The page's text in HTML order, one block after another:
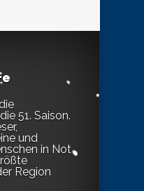
51. Saison.
und
in Not
Region